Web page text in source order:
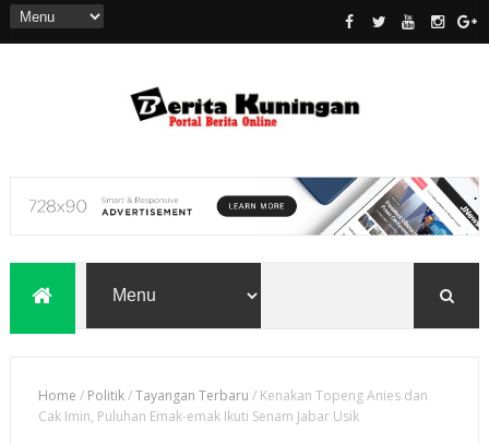
Home / Politik/Tayangan Terbaru / Kenakan Topeng Anies dan
Cak Imin, Puluhan Emak-emak Ikuti Senam Jabar Usik